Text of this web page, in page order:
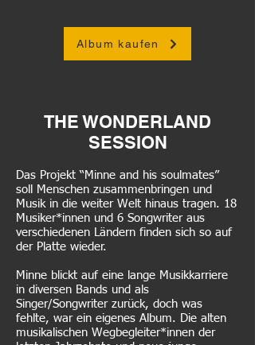
Album kaufen
THE WONDERLAND
SESSION
Das Projekt “Minne and his soulmates”
soll Menschen zusammenbringen und
Musik in die weiter Welt hinaus tragen. 18
Musiker*innen und 6 Songwriter aus
verschiedenen Ländern finden sich so auf
der Platte wieder.
Minne blickt auf eine lange Musikkarriere
in diversen Bands und als
Singer/Songwriter zurück, doch was
fehlte, war ein eigenes Album. Die alten
musikalischen Wegbegleiter*innen der